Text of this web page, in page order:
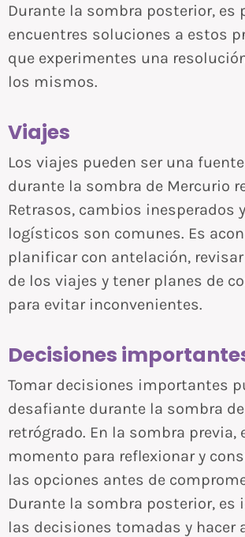
Durante la sombra posterior, es
encuentres soluciones a estos
que experimentes una
los mismos.
Viajes
Los viajes pueden ser una
durante la sombra de Mercurio
Retrasos, cambios inesperados
logísticos son comunes. Es
planificar con antelación,
de los viajes y tener planes de
para evitar inconvenientes.
Decisiones
Tomar decisiones importantes
desafiante durante la sombra
retrógrado. En la sombra previa,
momento para reflexionar y
las opciones antes de
Durante la sombra posterior, es
las decisiones tomadas y hacer